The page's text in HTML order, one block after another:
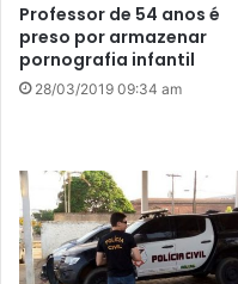
Professor de 54 anos é
preso por armazenar
pornografia infantil
28/03/2019 09:34 am